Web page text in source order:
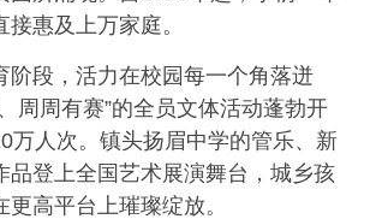
惠及上万家庭。
阶段，活力在校园每一个角落迸
周周有赛”的全员文体活动蓬勃开
万人次。镇头扬眉中学的管乐、新
品登上全国艺术展演舞台，城乡孩
高平台上璀璨绽放。